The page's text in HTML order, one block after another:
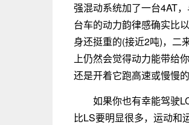
强混动系统加了一台4AT
台车的动力韵律感确实比
身还挺重的(接近2吨)，二
上仍然会觉得动力能带给
还是开着它跑高速或慢慢
如果你也有幸能驾驶
比LS要明显很多，运动和